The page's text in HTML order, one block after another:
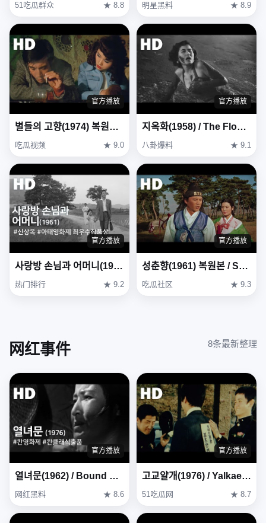
51吃瓜群众 ★ 8.8 明星黑料 ★ 8.9
官方播放
별들의 고향(1974) 복원본 / Heavenly homecoming to stars (Byeoldeul-ui gohyang) Restoration Ver
吃瓜视频 ★ 9.0
官方播放
지옥화(1958) / The Flower in Hell (Ji-ok-hwa)
八卦爆料 ★ 9.1
官方播放
사랑방 손님과 어머니(1961) / Mother and a Guest ( Sarangbang Sonnimgwa Eomeoni )
热门排行 ★ 9.2
官方播放
성춘향(1961) 복원본 / Seong Chun-hyang ( Seong Chun-hyang ) Restoration Version
吃瓜社区 ★ 9.3
网红事件 8条最新整理
官方播放
열녀문(1962) / Bound by Chastity Rule ( Yeollyeomun )
网红黑料 ★ 8.6
官方播放
고교얄개(1976) / Yalkae, A Joker In High School (Gogyo-yalgae) (1976)
51吃瓜网 ★ 8.7